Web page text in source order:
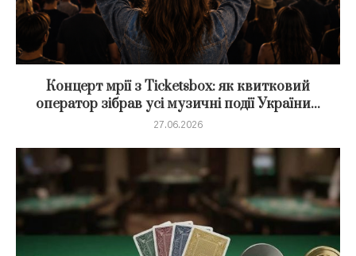
Концерт мрії з Ticketsbox: як квитковий
оператор зібрав усі музичні події України...
27.06.2026